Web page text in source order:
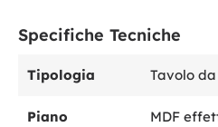
Specifiche Tecniche
Tipologia Tavolo
Piano MDF